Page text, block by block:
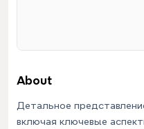
About
Детальное
включая ключевые